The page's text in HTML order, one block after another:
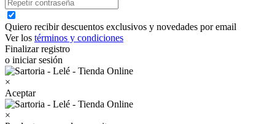
Quiero recibir descuentos exclusivos y novedades por email
Ver los términos y condiciones
Finalizar registro
o iniciar sesión
×
Aceptar
×